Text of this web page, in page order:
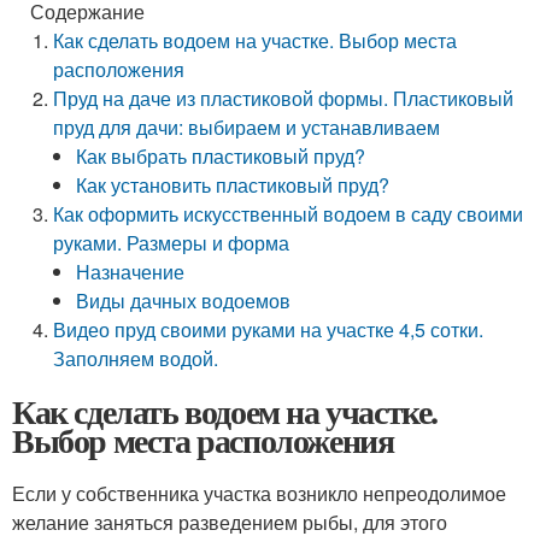
Содержание
Как сделать водоем на участке. Выбор места
расположения
Пруд на даче из пластиковой формы. Пластиковый
пруд для дачи: выбираем и устанавливаем
Как выбрать пластиковый пруд?
Как установить пластиковый пруд?
Как оформить искусственный водоем в саду своими
руками. Размеры и форма
Назначение
Виды дачных водоемов
Видео пруд своими руками на участке 4,5 сотки.
Заполняем водой.
Как сделать водоем на участке.
Выбор места расположения
Если у собственника участка возникло непреодолимое
желание заняться разведением рыбы, для этого